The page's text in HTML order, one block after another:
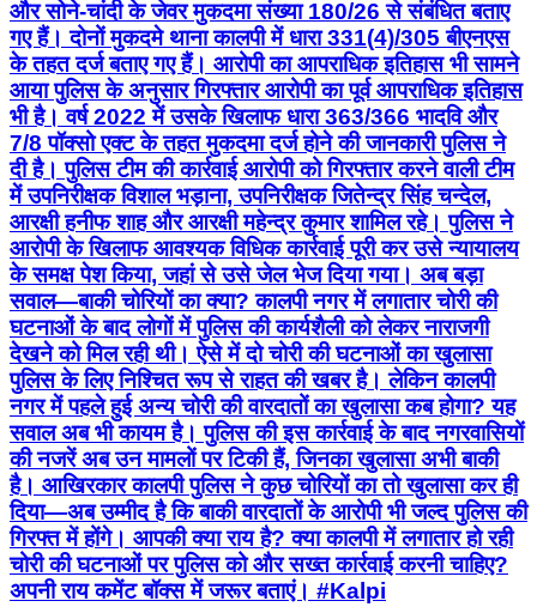
और सोने-चांदी के जेवर मुकदमा संख्या 180/26 से संबंधित बताए
गए हैं। दोनों मुकदमे थाना कालपी में धारा 331(4)/305 बीएनएस
के तहत दर्ज बताए गए हैं। आरोपी का आपराधिक इतिहास भी सामने
आया पुलिस के अनुसार गिरफ्तार आरोपी का पूर्व आपराधिक इतिहास
भी है। वर्ष 2022 में उसके खिलाफ धारा 363/366 भादवि और
7/8 पॉक्सो एक्ट के तहत मुकदमा दर्ज होने की जानकारी पुलिस ने
दी है। पुलिस टीम की कार्रवाई आरोपी को गिरफ्तार करने वाली टीम
में उपनिरीक्षक विशाल भड़ाना, उपनिरीक्षक जितेन्द्र सिंह चन्देल,
आरक्षी हनीफ शाह और आरक्षी महेन्द्र कुमार शामिल रहे। पुलिस ने
आरोपी के खिलाफ आवश्यक विधिक कार्रवाई पूरी कर उसे न्यायालय
के समक्ष पेश किया, जहां से उसे जेल भेज दिया गया। अब बड़ा
सवाल—बाकी चोरियों का क्या? कालपी नगर में लगातार चोरी की
घटनाओं के बाद लोगों में पुलिस की कार्यशैली को लेकर नाराजगी
देखने को मिल रही थी। ऐसे में दो चोरी की घटनाओं का खुलासा
पुलिस के लिए निश्चित रूप से राहत की खबर है। लेकिन कालपी
नगर में पहले हुई अन्य चोरी की वारदातों का खुलासा कब होगा? यह
सवाल अब भी कायम है। पुलिस की इस कार्रवाई के बाद नगरवासियों
की नजरें अब उन मामलों पर टिकी हैं, जिनका खुलासा अभी बाकी
है। आखिरकार कालपी पुलिस ने कुछ चोरियों का तो खुलासा कर ही
दिया—अब उम्मीद है कि बाकी वारदातों के आरोपी भी जल्द पुलिस की
गिरफ्त में होंगे। आपकी क्या राय है? क्या कालपी में लगातार हो रही
चोरी की घटनाओं पर पुलिस को और सख्त कार्रवाई करनी चाहिए?
अपनी राय कमेंट बॉक्स में जरूर बताएं। #Kalpi